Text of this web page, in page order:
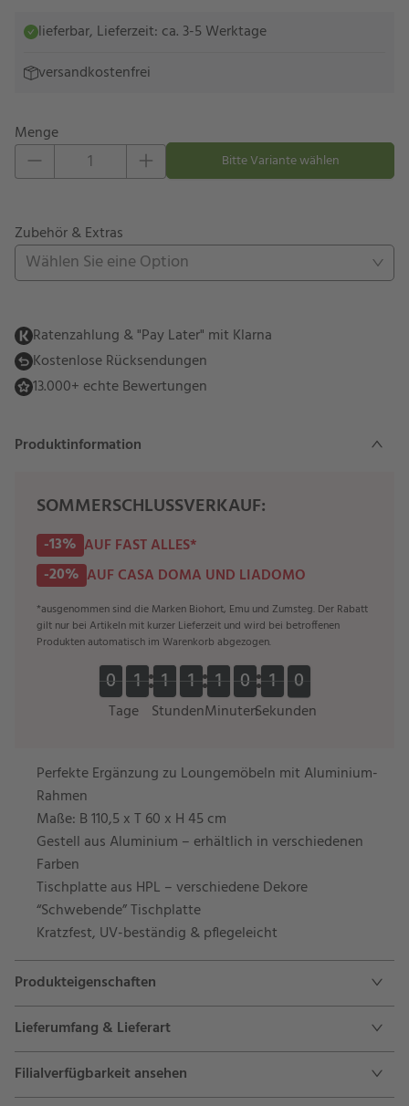
lieferbar, Lieferzeit: ca. 3-5 Werktage
versandkostenfrei
Menge
Eins hinzufügen Eins entfernenBitte Variante wählen
Zubehör & Extras
Wählen Sie eine Option
Ratenzahlung & "Pay Later" mit Klarna
Kostenlose Rücksendungen
13.000+ echte Bewertungen
Produktinformation
SOMMERSCHLUSSVERKAUF:
-13% AUF FAST ALLES*
-20% AUF CASA DOMA UND LIADOMO
*ausgenommen sind die Marken Biohort, Emu und Zumsteg. Der Rabatt
gilt nur bei Artikeln mit kurzer Lieferzeit und wird bei betroffenen
Produkten automatisch im Warenkorb abgezogen.
Tage
0
0
0
0 1
1
1
1
Stunden
1
1
1
1 1
1
1
1
Minuten
1
1
1
1 0
0
0
0
Sekunden
1
1
1
1 0
1
1
0
Perfekte Ergänzung zu Loungemöbeln mit Aluminium-
Rahmen
Maße: B 110,5 x T 60 x H 45 cm
Gestell aus Aluminium – erhältlich in verschiedenen
Farben
Tischplatte aus HPL – verschiedene Dekore
“Schwebende” Tischplatte
Kratzfest, UV-beständig & pflegeleicht
Produkteigenschaften
Lieferumfang & Lieferart
Filialverfügbarkeit ansehen